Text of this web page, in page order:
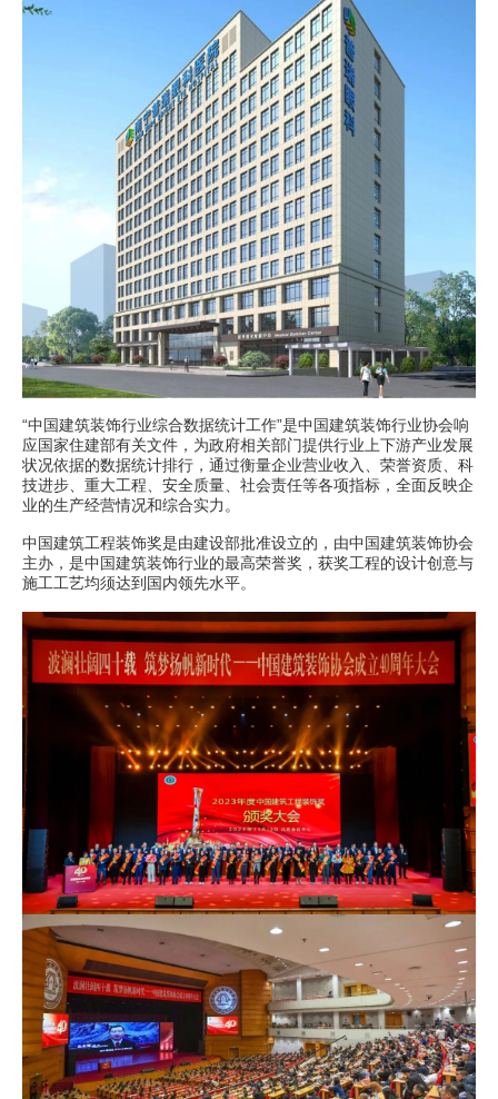
“中国建筑装饰行业综合数据统计工作”是中国建筑装饰行业协会响
应国家住建部有关文件，为政府相关部门提供行业上下游产业发展
状况依据的数据统计排行，通过衡量企业营业收入、荣誉资质、科
技进步、重大工程、安全质量、社会责任等各项指标，全面反映企
业的生产经营情况和综合实力。
中国建筑工程装饰奖是由建设部批准设立的，由中国建筑装饰协会
主办，是中国建筑装饰行业的最高荣誉奖，获奖工程的设计创意与
施工工艺均须达到国内领先水平。